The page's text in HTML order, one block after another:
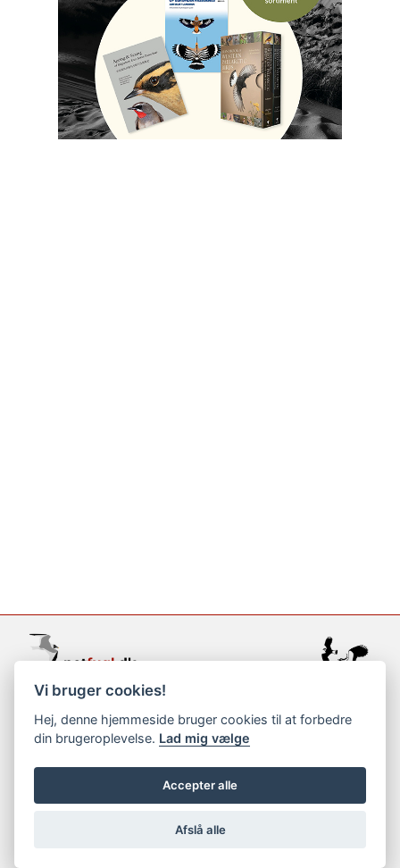
support@netfugl.dk
copyright © 2002-2023
Vi bruger cookies!
Hej, denne hjemmeside bruger cookies til at forbedre
din brugeroplevelse. Lad mig vælge
Accepter alle
Afslå alle